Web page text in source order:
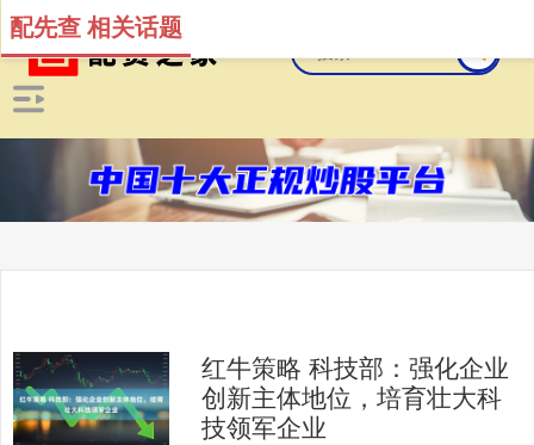
配先查 相关话题
红牛策略 科技部：强化企业
创新主体地位，培育壮大科
技领军企业